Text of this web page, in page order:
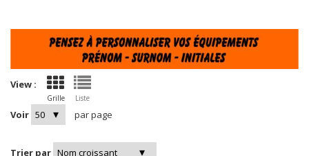
View :
Grille Liste
Voir par page
Trier par